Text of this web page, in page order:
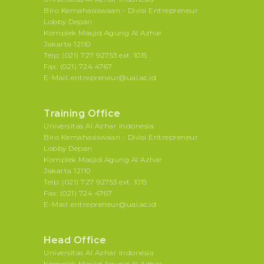
Biro Kemahasiswaan - Divisi Entrepreneur
Lobby Depan
Komplek Masjid Agung Al Azhar
Jakarta 12110
Telp: (021) 727 92753 ext. 1015
Fax: (021) 724 4767
E-Mail: entrepreneur@uai.ac.id
Training Office
Universitas Al Azhar Indonesia
Biro Kemahasiswaan - Divisi Entrepreneur
Lobby Depan
Komplek Masjid Agung Al Azhar
Jakarta 12110
Telp: (021) 727 92753 ext. 1015
Fax: (021) 724 4767
E-Mail: entrepreneur@uai.ac.id
Head Office
Universitas Al Azhar Indonesia